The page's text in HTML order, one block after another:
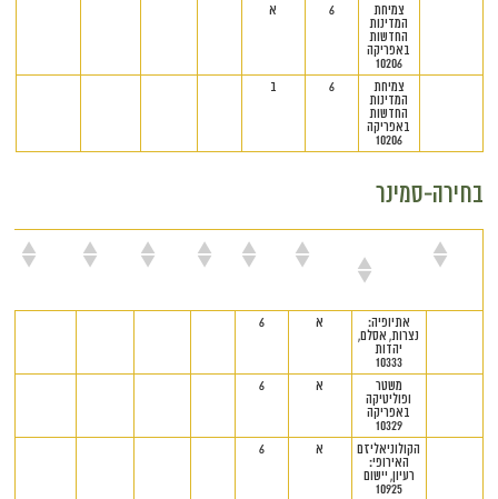
צמיחת
המדינות
החדשות
באפריקה
10206
6 א
צמיחת
המדינות
החדשות
באפריקה
10206
6 ב
בחירה-סמינר
אתיופיה:
נצרות, אסלם,
יהדות
10333
א 6
משטר
ופוליטיקה
באפריקה
10329
א 6
הקולוניאליזם
האירופי:
רעיון, יישום
10925
א 6